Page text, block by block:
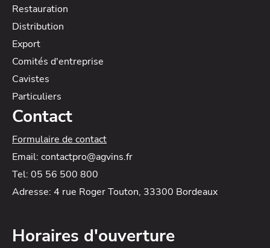
Restauration
Distribution
Export
Comités d'entreprise
Cavistes
Particuliers
Contact
Formulaire de contact
Email: contactpro@agvins.fr
Tel: 05 56 500 800
Adresse: 4 rue Roger Touton, 33300 Bordeaux
Horaires d'ouverture